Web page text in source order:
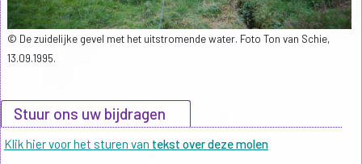
© De zuidelijke gevel met het uitstromende water. Foto Ton van Schie,
13.09.1995.
Stuur ons uw bijdragen
Klik hier voor het sturen van tekst over deze molen